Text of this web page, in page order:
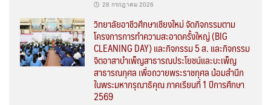
28 กรกฎาคม 2026
วิทยาลัยอาชีวศึกษาเชียงใหม่ จัดกิจกรรมตาม
โครงการการทำความสะอาดครั้งใหญ่ (BIG
CLEANING DAY) และกิจกรรม 5 ส. และกิจกรรม
จิตอาสาบำเพ็ญสาธารณประโยชน์และบะเพ็ญ
สาธารณกุศล เพื่อถวายพระราชกุศล น้อมสำนึก
ในพระมหากรุณาธิคุณ ภาคเรียนที่ 1 ปีการศึกษา
2569